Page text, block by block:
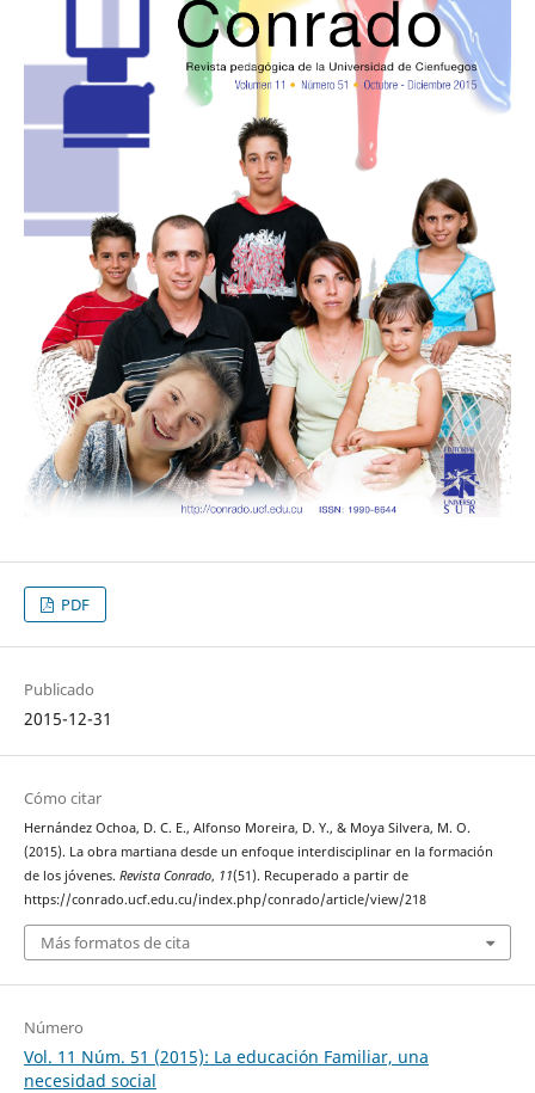
PDF
Publicado
2015-12-31
Cómo citar
Hernández Ochoa, D. C. E., Alfonso Moreira, D. Y., & Moya Silvera, M. O.
(2015). La obra martiana desde un enfoque interdisciplinar en la formación
de los jóvenes. Revista Conrado, 11(51). Recuperado a partir de
https://conrado.ucf.edu.cu/index.php/conrado/article/view/218
Más formatos de cita
Número
Vol. 11 Núm. 51 (2015): La educación Familiar, una
necesidad social